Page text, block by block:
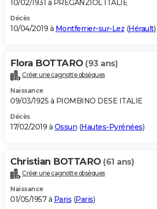
10/02/1931 à PREGANZIOL ITALIE
Décès
10/04/2019 à Montferrier-sur-Lez (Hérault)
Flora BOTTARO (93 ans)
Créer une cagnotte obsèques
Naissance
09/03/1925 à PIOMBINO DESE ITALIE
Décès
17/02/2019 à Ossun (Hautes-Pyrénées)
Christian BOTTARO (61 ans)
Créer une cagnotte obsèques
Naissance
01/05/1957 à Paris (Paris)